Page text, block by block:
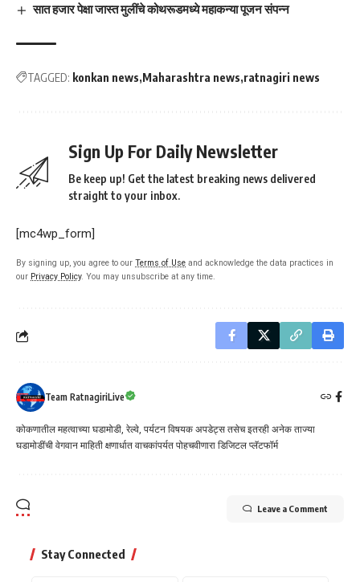
सात हजार पेक्षा जास्त मुलींचे कोथरूडमध्ये महाकन्या पूजन संपन्न
TAGGED: konkan news Maharashtra news ratnagiri news
Sign Up For Daily Newsletter
Be keep up! Get the latest breaking news delivered
straight to your inbox.
[mc4wp_form]
By signing up, you agree to our Terms of Use and acknowledge the data practices in
our Privacy Policy. You may unsubscribe at any time.
Team RatnagiriLive
कोकणातील महत्वाच्या घडामोडी, रेल्वे, पर्यटन विषयक अपडेट्स तसेच इतरही अनेक ताज्या
घडामोडींची वेगवान माहिती क्षणार्धात वाचकांपर्यत पोहचवीणारा डिजिटल प्लॅटफॉर्म
Leave a Comment
Stay Connected